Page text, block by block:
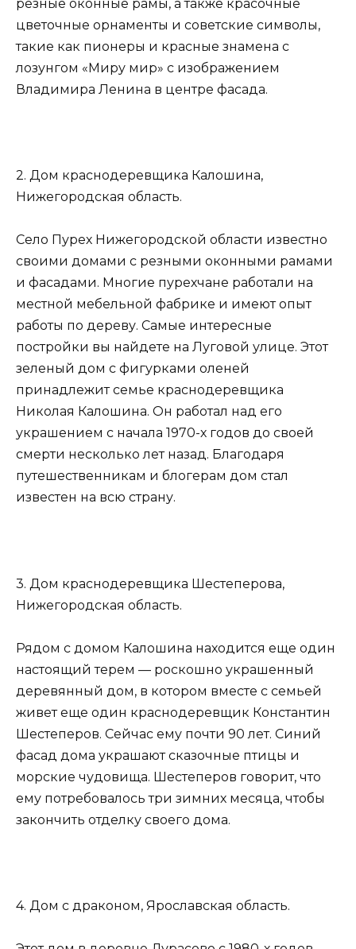
резные оконные рамы, а также красочные
цветочные орнаменты и советские символы,
такие как пионеры и красные знамена с
лозунгом «Миру мир» с изображением
Владимира Ленина в центре фасада.
2. Дом краснодеревщика Калошина,
Нижегородская область.
Село Пурех Нижегородской области известно
своими домами с резными оконными рамами
и фасадами. Многие пурехчане работали на
местной мебельной фабрике и имеют опыт
работы по дереву. Самые интересные
постройки вы найдете на Луговой улице. Этот
зеленый дом с фигурками оленей
принадлежит семье краснодеревщика
Николая Калошина. Он работал над его
украшением с начала 1970-х годов до своей
смерти несколько лет назад. Благодаря
путешественникам и блогерам дом стал
известен на всю страну.
3. Дом краснодеревщика Шестеперова,
Нижегородская область.
Рядом с домом Калошина находится еще один
настоящий терем — роскошно украшенный
деревянный дом, в котором вместе с семьей
живет еще один краснодеревщик Константин
Шестеперов. Сейчас ему почти 90 лет. Синий
фасад дома украшают сказочные птицы и
морские чудовища. Шестеперов говорит, что
ему потребовалось три зимних месяца, чтобы
закончить отделку своего дома.
4. Дом с драконом, Ярославская область.